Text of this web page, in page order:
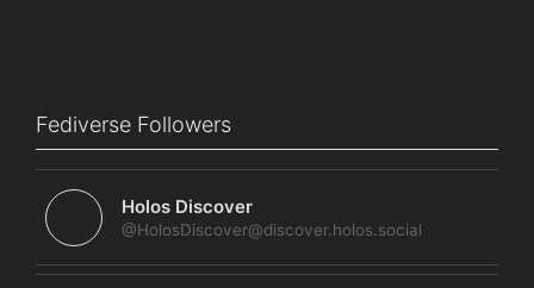
Fediverse Followers
Holos Discover
@HolosDiscover@discover.holos.social